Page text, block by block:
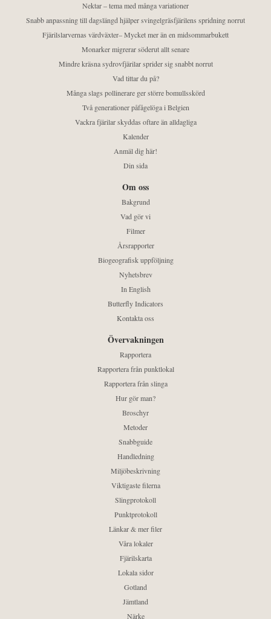
Nektar – tema med många variationer
Snabb anpassning till dagslängd hjälper svingelgräsfjärilens spridning norrut
Fjärilslarvernas värdväxter– Mycket mer än en midsommarbukett
Monarker migrerar söderut allt senare
Mindre kräsna sydrovfjärilar sprider sig snabbt norrut
Vad tittar du på?
Många slags pollinerare ger större bomullsskörd
Två generationer påfågelöga i Belgien
Vackra fjärilar skyddas oftare än alldagliga
Kalender
Anmäl dig här!
Din sida
Om oss
Bakgrund
Vad gör vi
Filmer
Årsrapporter
Biogeografisk uppföljning
Nyhetsbrev
In English
Butterfly Indicators
Kontakta oss
Övervakningen
Rapportera
Rapportera från punktlokal
Rapportera från slinga
Hur gör man?
Broschyr
Metoder
Snabbguide
Handledning
Miljöbeskrivning
Viktigaste filerna
Slingprotokoll
Punktprotokoll
Länkar & mer filer
Våra lokaler
Fjärilskarta
Lokala sidor
Gotland
Jämtland
Närke